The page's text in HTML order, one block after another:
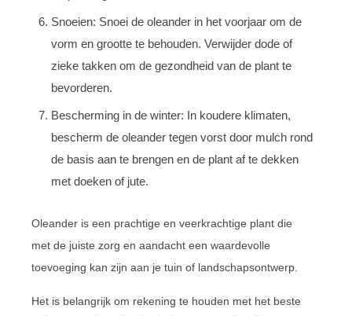
Snoeien: Snoei de oleander in het voorjaar om de
vorm en grootte te behouden. Verwijder dode of
zieke takken om de gezondheid van de plant te
bevorderen.
Bescherming in de winter: In koudere klimaten,
bescherm de oleander tegen vorst door mulch rond
de basis aan te brengen en de plant af te dekken
met doeken of jute.
Oleander is een prachtige en veerkrachtige plant die
met de juiste zorg en aandacht een waardevolle
toevoeging kan zijn aan je tuin of landschapsontwerp.
Het is belangrijk om rekening te houden met het beste